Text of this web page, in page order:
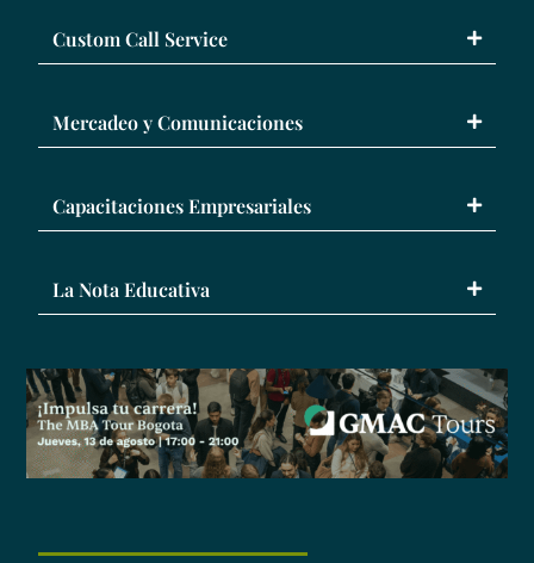
Custom Call Service
Mercadeo y Comunicaciones
Capacitaciones Empresariales
La Nota Educativa